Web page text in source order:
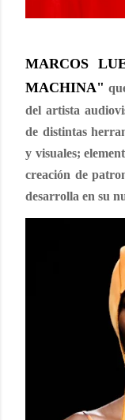
MARCOS
MACHINA"
del artista
de distintas
y visuales;
creación de
desarrolla en su